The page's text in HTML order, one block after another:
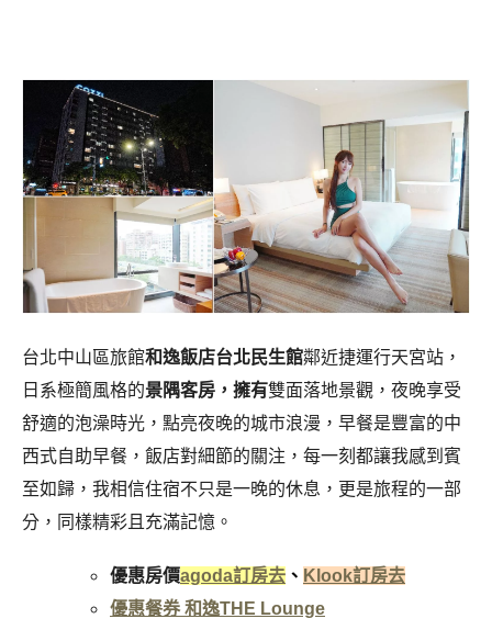
台北中山區旅館和逸飯店台北民生館鄰近捷運行天宮站，
日系極簡風格的景隅客房，擁有雙面落地景觀，夜晚享受
舒適的泡澡時光，點亮夜晚的城市浪漫，早餐是豐富的中
西式自助早餐，飯店對細節的關注，每一刻都讓我感到賓
至如歸，我相信住宿不只是一晚的休息，更是旅程的一部
分，同樣精彩且充滿記憶。
優惠房價agoda訂房去 、 Klook訂房去
優惠餐券 和逸THE Lounge